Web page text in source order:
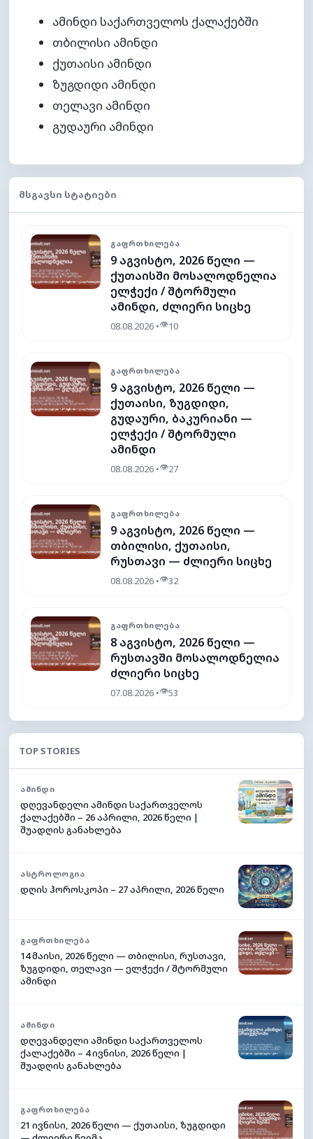
ამინდი საქართველოს ქალაქებში
თბილისი ამინდი
ქუთაისი ამინდი
ზუგდიდი ამინდი
თელავი ამინდი
გუდაური ამინდი
ᲛᲡᲒᲐᲕᲡᲘ ᲡᲢᲐᲢᲘᲔᲑᲘ
ᲒᲐᲤᲠᲗᲮᲘᲚᲔᲑᲐ
9 აგვისტო, 2026 წელი —
ქუთაისში მოსალოდნელია
ელჭექი / შტორმული
ამინდი, ძლიერი სიცხე
08.08.2026 •👁10
ᲒᲐᲤᲠᲗᲮᲘᲚᲔᲑᲐ
9 აგვისტო, 2026 წელი —
ქუთაისი, ზუგდიდი,
გუდაური, ბაკურიანი —
ელჭექი / შტორმული
ამინდი
08.08.2026 •👁27
ᲒᲐᲤᲠᲗᲮᲘᲚᲔᲑᲐ
9 აგვისტო, 2026 წელი —
თბილისი, ქუთაისი,
რუსთავი — ძლიერი სიცხე
08.08.2026 •👁32
ᲒᲐᲤᲠᲗᲮᲘᲚᲔᲑᲐ
8 აგვისტო, 2026 წელი —
რუსთავში მოსალოდნელია
ძლიერი სიცხე
07.08.2026 •👁53
TOP STORIES
ᲐᲛᲘᲜᲓᲘ
დღევანდელი ამინდი საქართველოს
ქალაქებში – 26 აპრილი, 2026 წელი |
შუადღის განახლება
ᲐᲡᲢᲠᲝᲚᲝᲒᲘᲐ
დღის ჰოროსკოპი – 27 აპრილი, 2026 წელი
ᲒᲐᲤᲠᲗᲮᲘᲚᲔᲑᲐ
14 მაისი, 2026 წელი — თბილისი, რუსთავი,
ზუგდიდი, თელავი — ელჭექი / შტორმული
ამინდი
ᲐᲛᲘᲜᲓᲘ
დღევანდელი ამინდი საქართველოს
ქალაქებში – 4 ივნისი, 2026 წელი |
შუადღის განახლება
ᲒᲐᲤᲠᲗᲮᲘᲚᲔᲑᲐ
21 ივნისი, 2026 წელი — ქუთაისი, ზუგდიდი